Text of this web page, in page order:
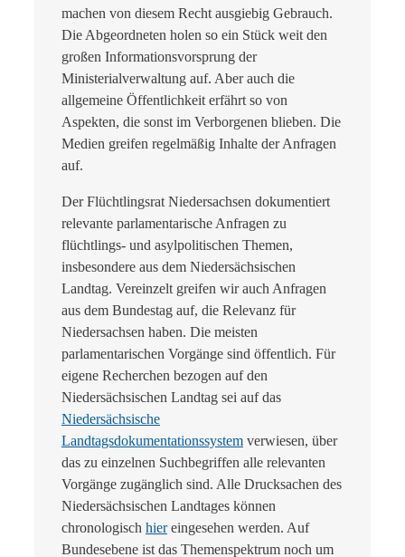
machen von diesem Recht ausgiebig Gebrauch.
Die Abgeordneten holen so ein Stück weit den
großen Informationsvorsprung der
Ministerialverwaltung auf. Aber auch die
allgemeine Öffentlichkeit erfährt so von
Aspekten, die sonst im Verborgenen blieben. Die
Medien greifen regelmäßig Inhalte der Anfragen
auf.
Der Flüchtlingsrat Niedersachsen dokumentiert
relevante parlamentarische Anfragen zu
flüchtlings- und asylpolitischen Themen,
insbesondere aus dem Niedersächsischen
Landtag. Vereinzelt greifen wir auch Anfragen
aus dem Bundestag auf, die Relevanz für
Niedersachsen haben. Die meisten
parlamentarischen Vorgänge sind öffentlich. Für
eigene Recherchen bezogen auf den
Niedersächsischen Landtag sei auf das
Niedersächsische
Landtagsdokumentationssystem verwiesen, über
das zu einzelnen Suchbegriffen alle relevanten
Vorgänge zugänglich sind. Alle Drucksachen des
Niedersächsischen Landtages können
chronologisch hiereingesehen werden. Auf
Bundesebene ist das Themenspektrum noch um